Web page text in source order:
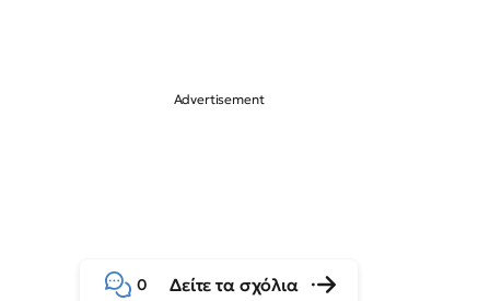
0 Δείτε τα σχόλια